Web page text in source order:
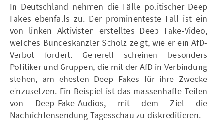
In Deutschland nehmen die Fälle politischer Deep
Fakes ebenfalls zu. Der prominenteste Fall ist ein
von linken Aktivisten erstelltes Deep Fake-Video,
welches Bundeskanzler Scholz zeigt, wie er ein AfD-
Verbot fordert. Generell scheinen besonders
Politiker und Gruppen, die mit der AfD in Verbindung
stehen, am ehesten Deep Fakes für ihre Zwecke
einzusetzen. Ein Beispiel ist das massenhafte Teilen
von Deep-Fake-Audios, mit dem Ziel die
Nachrichtensendung Tagesschau zu diskreditieren.